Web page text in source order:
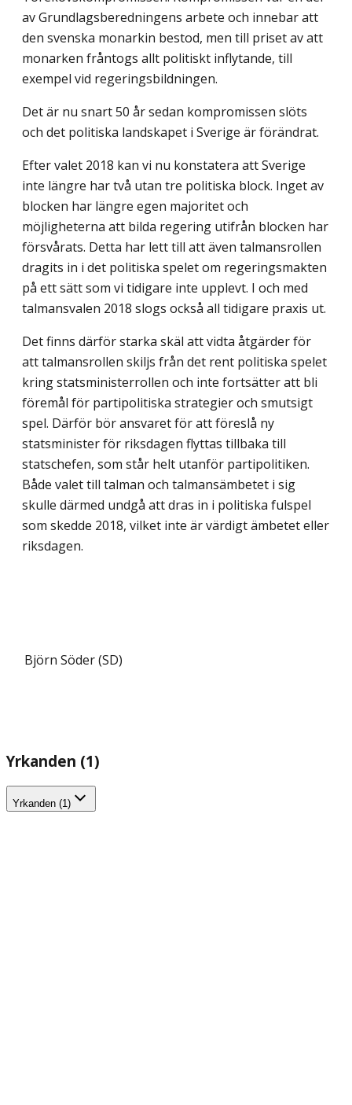
av Grundlagsberedningens arbete och innebar att
den svenska monarkin bestod, men till priset av att
monarken fråntogs allt politiskt inflytan­de, till
exempel vid regeringsbildningen.
Det är nu snart 50 år sedan kompromissen slöts
och det politiska landskapet i Sverige är förändrat.
Efter valet 2018 kan vi nu konstatera att Sverige
inte längre har två utan tre politiska block. Inget av
blocken har längre egen majoritet och
möjligheterna att bilda regering utifrån blocken har
försvårats. Detta har lett till att även talmansrollen
dragits in i det politiska spelet om regeringsmakten
på ett sätt som vi tidigare inte upplevt. I och med
talmansvalen 2018 slogs också all tidigare praxis ut.
Det finns därför starka skäl att vidta åtgärder för
att talmansrollen skiljs från det rent politiska spelet
kring statsministerrollen och inte fortsätter att bli
föremål för partipoli­tiska strategier och smutsigt
spel. Därför bör ansvaret för att föreslå ny
statsminister för riksdagen flyttas tillbaka till
statschefen, som står helt utanför partipolitiken.
Både valet till talman och talmansämbetet i sig
skulle därmed undgå att dras in i politiska fulspel
som skedde 2018, vilket inte är värdigt ämbetet eller
riksdagen.
Björn Söder (SD)
Yrkanden (1)
Yrkanden (1)